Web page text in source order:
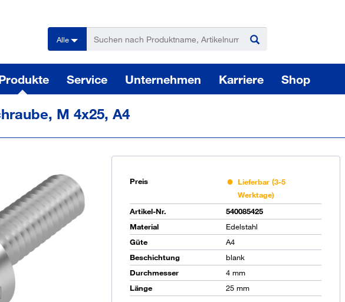
Alle
Service Unternehmen Karriere Shop
M 4x25, A4
Preis
Lieferbar (3-5
Werktage)
Artikel-Nr.
540085425
Material
Edelstahl
Güte
A4
Beschichtung
blank
Durchmesser
4 mm
Länge
25 mm